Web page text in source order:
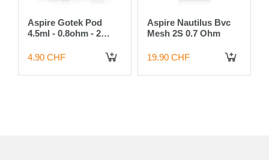
Aspire Gotek Pod
4.5ml - 0.8ohm - 2
4.90 CHF
Aspire Nautilus Bvc
Mesh 2S 0.7 Ohm
19.90 CHF